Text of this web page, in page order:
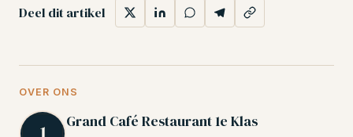
Deel dit artikel
OVER ONS
Grand Café Restaurant 1e Klas